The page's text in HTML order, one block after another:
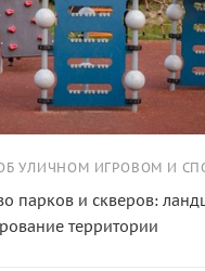
парков и скверов:
территории